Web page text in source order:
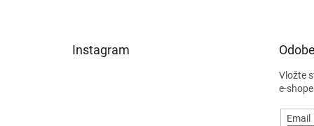
Instagram
Vložte
e-
Email